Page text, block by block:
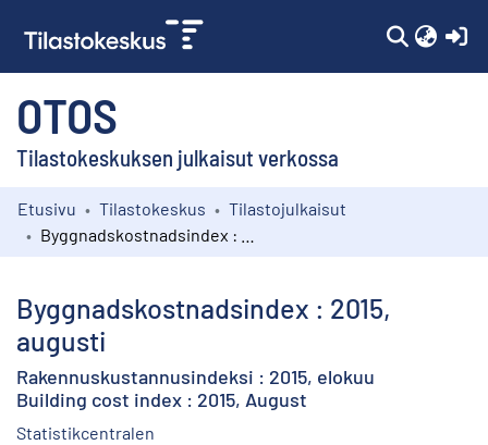
OTOS
Tilastokeskuksen julkaisut verkossa
Kokoelmat
Etusivu Tilastokeskus
Tilastojulkaisut
Byggnadskostnadsindex : 2015,
augusti
Rakennuskustannusindeksi : 2015, elokuu
Building cost index : 2015, August
Statistikcentralen